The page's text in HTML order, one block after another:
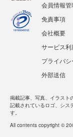
会員情報管
免責事項
会社概要
サービス
プライバ
外部送信
掲載記事、写真、イラスト
記載されているロゴ、シス
す。
All contents copyright ©